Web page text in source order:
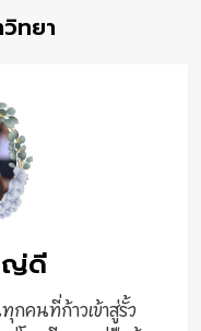
วิทยา
ญ่ดี
คนที่ก้าวเข้าสู่รั้ว